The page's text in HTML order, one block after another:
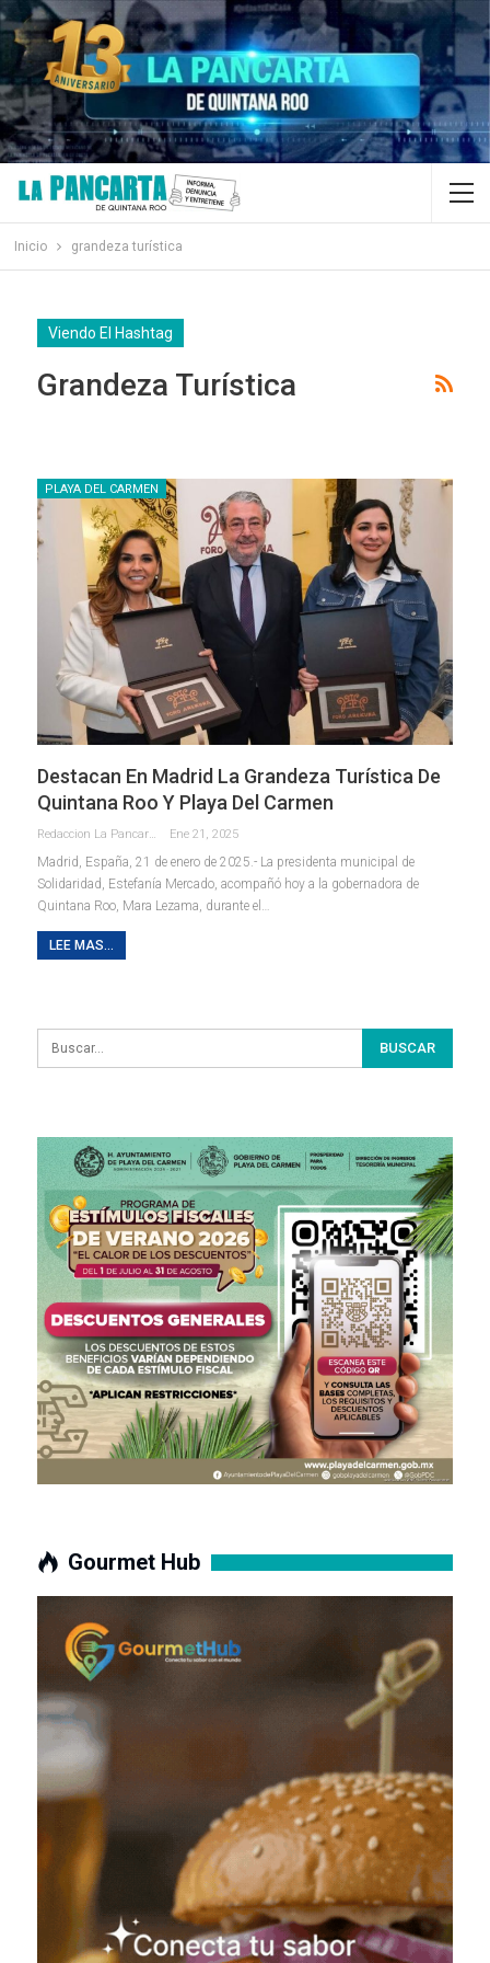
Inicio grandeza turística
Viendo El Hashtag
Grandeza Turística
PLAYA DEL CARMEN
Destacan En Madrid La Grandeza Turística De
Quintana Roo Y Playa Del Carmen
Redaccion La Pancarta De Quintana Roo Ene 21, 2025
Madrid, España, 21 de enero de 2025.- La presidenta municipal de
Solidaridad, Estefanía Mercado, acompañó hoy a la gobernadora de
Quintana Roo, Mara Lezama, durante el …
LEE MAS...
Gourmet Hub